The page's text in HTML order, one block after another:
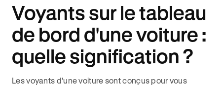
Voyants sur le tableau
de bord d'une voiture :
quelle signification ?
Les voyants d'une voiture sont conçus pour vous